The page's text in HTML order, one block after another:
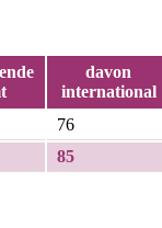
davon
international
76
85